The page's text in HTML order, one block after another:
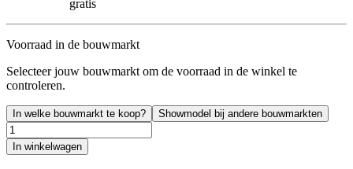
gratis
Voorraad in de bouwmarkt
Selecteer jouw bouwmarkt om de voorraad in de winkel te
controleren.
In welke bouwmarkt te koop? Showmodel bij andere bouwmarkten
In winkelwagen